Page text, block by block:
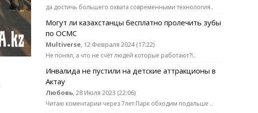
да достичь большего охвата современными технология..
Могут ли казахстанцы бесплатно пролечить зубы
по ОСМС
Multiverse, 12 Февраля 2024 (17:22)
Не понял, а что не счёт людей которые работают?!..
Инвалида не пустили на детские аттракционы в
Актау
Любовь, 28 Июля 2023 (22:06)
Читаю коментарии через 7лет.Парк обходим подальше ..